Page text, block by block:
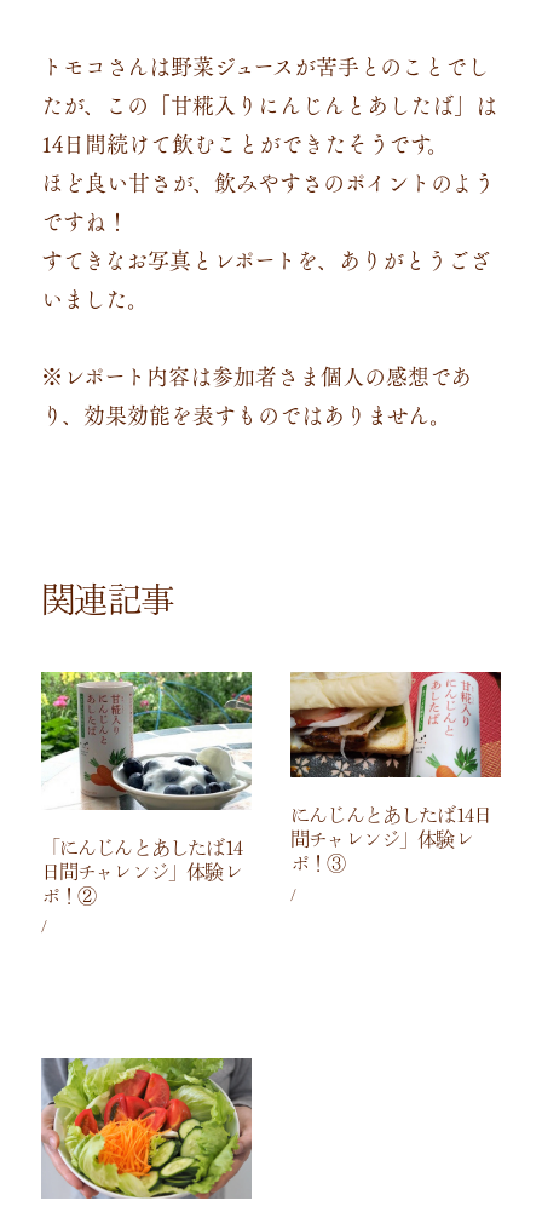
トモコさんは野菜ジュースが苦手とのことでし
たが、この「甘糀入りにんじんとあしたば」は
14日間続けて飲むことができたそうです。
ほど良い甘さが、飲みやすさのポイントのよう
ですね！
すてきなお写真とレポートを、ありがとうござ
いました。
※レポート内容は参加者さま個人の感想であ
り、効果効能を表すものではありません。
関連記事
「にんじんとあしたば14
日間チャレンジ」体験レ
ポ！②
/
にんじんとあしたば14日
間チャレンジ」体験レ
ポ！③
/